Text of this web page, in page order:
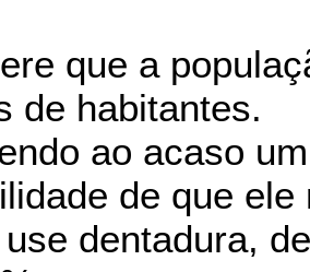
que a
de habitantes.
ao acaso
de que
dentadura,